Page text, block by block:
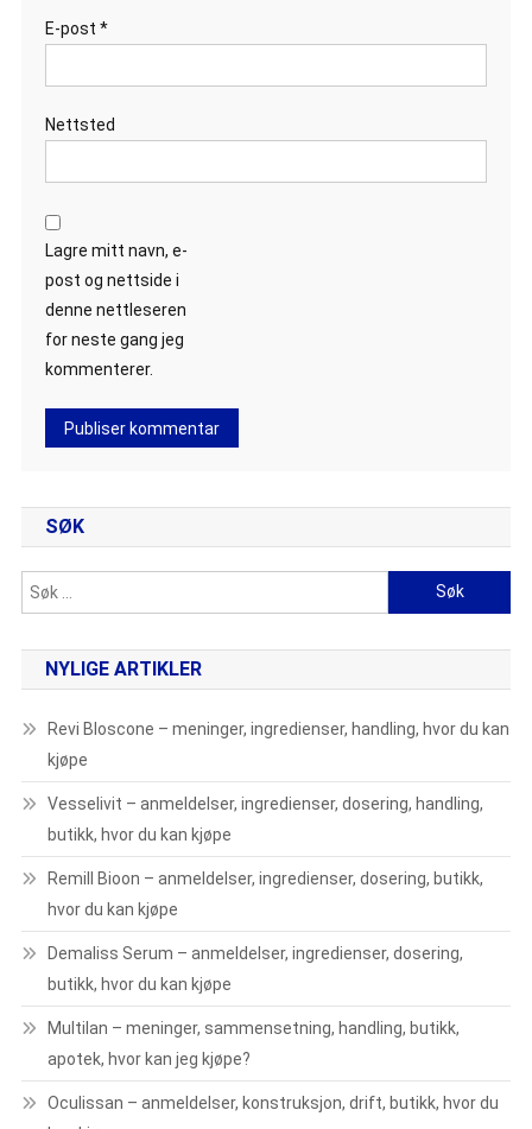
E-post *
Nettsted
Lagre mitt navn, e-
post og nettside i
denne nettleseren
for neste gang jeg
kommenterer.
SØK
etter:
NYLIGE ARTIKLER
Revi Bloscone – meninger, ingredienser, handling, hvor du kan
kjøpe
Vesselivit – anmeldelser, ingredienser, dosering, handling,
butikk, hvor du kan kjøpe
Remill Bioon – anmeldelser, ingredienser, dosering, butikk,
hvor du kan kjøpe
Demaliss Serum – anmeldelser, ingredienser, dosering,
butikk, hvor du kan kjøpe
Multilan – meninger, sammensetning, handling, butikk,
apotek, hvor kan jeg kjøpe?
Oculissan – anmeldelser, konstruksjon, drift, butikk, hvor du